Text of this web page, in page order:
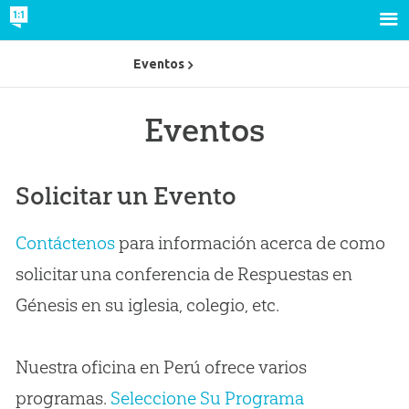
Eventos
Solicitar un Evento
Contáctenospara información acerca de como
solicitar una conferencia de Respuestas en
Génesis en su iglesia, colegio, etc.
Nuestra oficina en Perú ofrece varios
programas. Seleccione Su Programa
Eventos